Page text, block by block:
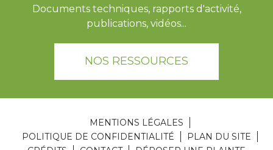
Documents techniques, rapports d'activité,
publications, vidéos...
NOS RESSOURCES
MENTIONS LÉGALES
POLITIQUE DE CONFIDENTIALITÉ
PLAN DU SITE